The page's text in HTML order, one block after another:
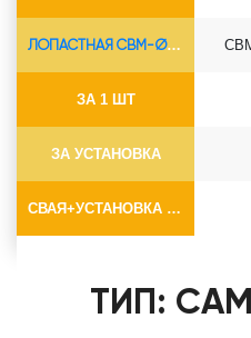
ЛОПАСТНАЯ СВМ-Ø89*6.5
ЗА 1 ШТ
ЗА УСТАНОВКА
СВАЯ+УСТАНОВКА (БЕЗ ОГОЛОВКА)
ТИП: